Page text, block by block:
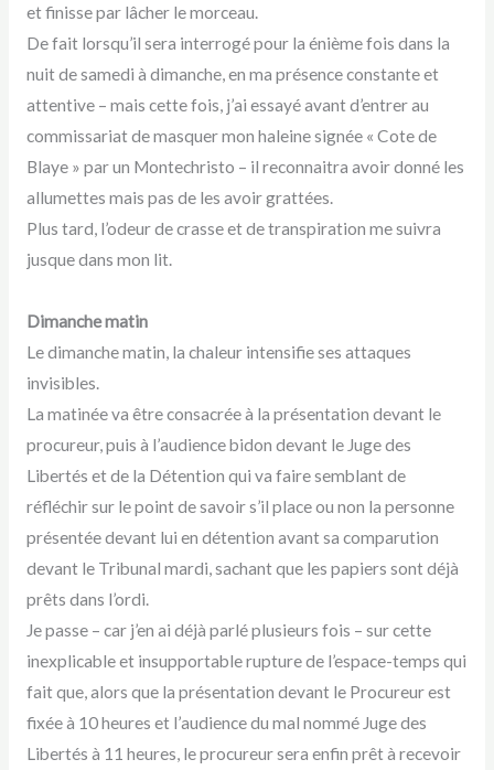
et finisse par lâcher le morceau.
De fait lorsqu’il sera interrogé pour la énième fois dans la
nuit de samedi à dimanche, en ma présence constante et
attentive – mais cette fois, j’ai essayé avant d’entrer au
commissariat de masquer mon haleine signée « Cote de
Blaye » par un Montechristo – il reconnaitra avoir donné les
allumettes mais pas de les avoir grattées.
Plus tard, l’odeur de crasse et de transpiration me suivra
jusque dans mon lit.
Dimanche matin
Le dimanche matin, la chaleur intensifie ses attaques
invisibles.
La matinée va être consacrée à la présentation devant le
procureur, puis à l’audience bidon devant le Juge des
Libertés et de la Détention qui va faire semblant de
réfléchir sur le point de savoir s’il place ou non la personne
présentée devant lui en détention avant sa comparution
devant le Tribunal mardi, sachant que les papiers sont déjà
prêts dans l’ordi.
Je passe – car j’en ai déjà parlé plusieurs fois – sur cette
inexplicable et insupportable rupture de l’espace-temps qui
fait que, alors que la présentation devant le Procureur est
fixée à 10 heures et l’audience du mal nommé Juge des
Libertés à 11 heures, le procureur sera enfin prêt à recevoir